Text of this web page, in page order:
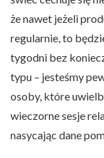
że nawet jeżeli
regularnie, to
tygodni bez
typu – jesteśmy
osoby, które
wieczorne sesje
nasycając dane